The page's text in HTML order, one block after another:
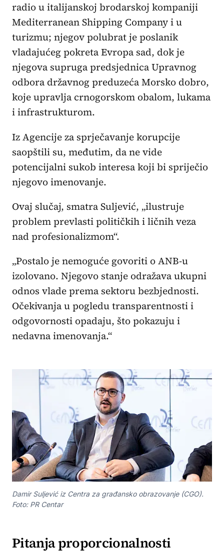
radio u italijanskoj brodarskoj kompaniji
Mediterranean Shipping Company i u
turizmu; njegov polubrat je poslanik
vladajućeg pokreta Evropa sad, dok je
njegova supruga predsjednica Upravnog
odbora državnog preduzeća Morsko dobro,
koje upravlja crnogorskom obalom, lukama
i infrastrukturom.
Iz Agencije za sprječavanje korupcije
saopštili su, međutim, da ne vide
potencijalni sukob interesa koji bi spriječio
njegovo imenovanje.
Ovaj slučaj, smatra Suljević, „ilustruje
problem prevlasti političkih i ličnih veza
nad profesionalizmom“.
„Postalo je nemoguće govoriti o ANB-u
izolovano. Njegovo stanje odražava ukupni
odnos vlade prema sektoru bezbjednosti.
Očekivanja u pogledu transparentnosti i
odgovornosti opadaju, što pokazuju i
nedavna imenovanja.“
Damir Suljević iz Centra za građansko obrazovanje (CGO).
Foto: PR Centar
Pitanja proporcionalnosti